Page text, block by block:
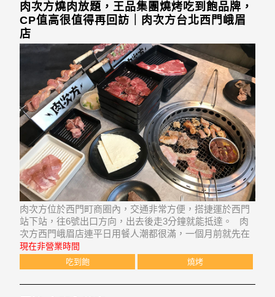
肉次方燒肉放題，王品集團燒烤吃到飽品牌，
CP值高很值得再回訪｜肉次方台北西門峨眉
店
肉次方位於西門町商圈內，交通非常方便，搭捷運於西門
站下站，往6號出口方向，出去後走3分鐘就能抵達。 肉
次方西門峨眉店連平日用餐人潮都很滿，一個月前就先在
線上訂好位。
現在非營業時間
吃到飽 燒烤